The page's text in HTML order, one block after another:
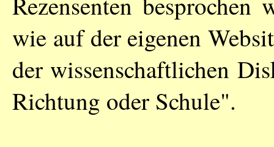
wie auf der eigenen
der wissenschaftlichen
Richtung oder Schule".